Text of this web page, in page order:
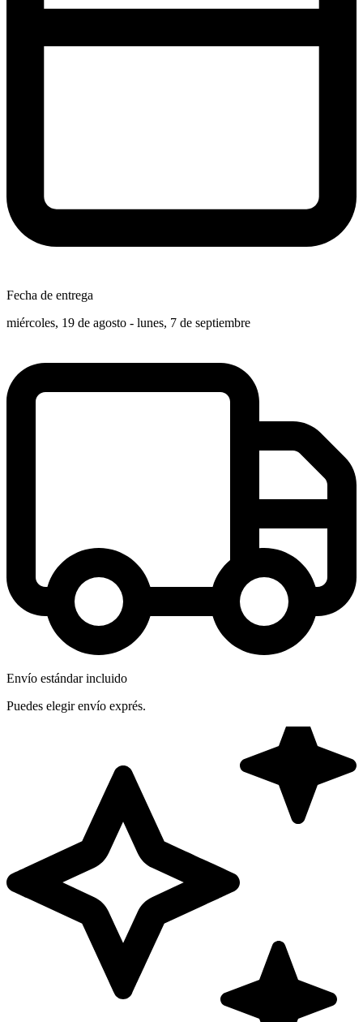
Fecha de entrega
miércoles, 19 de agosto - lunes, 7 de septiembre
Envío estándar incluido
Puedes elegir envío exprés.